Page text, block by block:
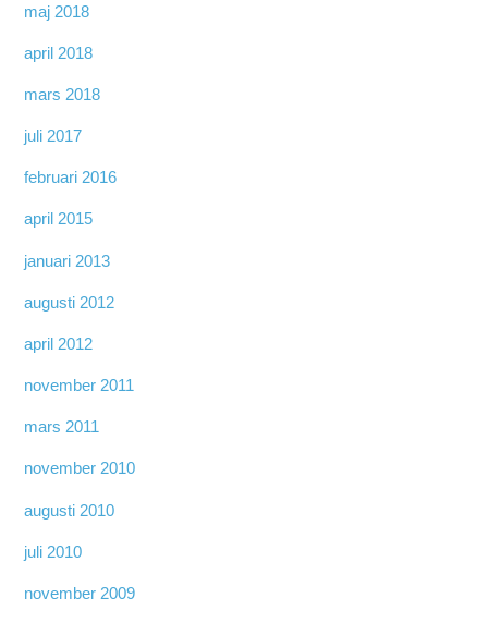
maj 2018
april 2018
mars 2018
juli 2017
februari 2016
april 2015
januari 2013
augusti 2012
april 2012
november 2011
mars 2011
november 2010
augusti 2010
juli 2010
november 2009